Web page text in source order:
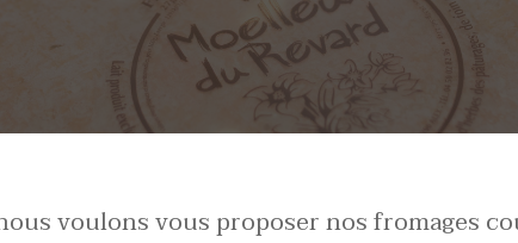
voulons vous proposer nos fromages